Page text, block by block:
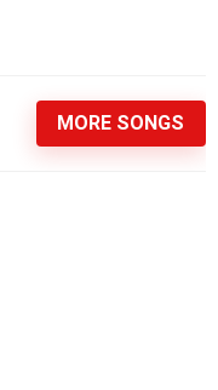
MORE SONGS